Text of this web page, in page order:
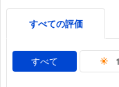
すべての評価
すべて